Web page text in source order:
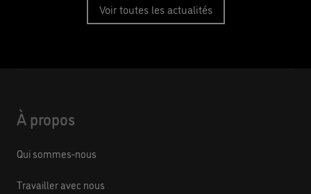
Voir toutes les actualités
À propos
Qui sommes-nous
Travailler avec nous